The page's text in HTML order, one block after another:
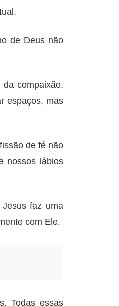
de Deus não
compaixão.
espaços, mas
de fé não
nossos lábios
faz uma
com Ele.
Todas essas